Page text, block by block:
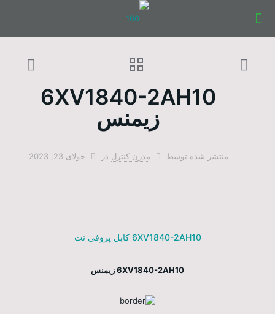
6XV1840-2AH10
زیمنس
منتشر شده توسط مدرن کنترل در جولای 23, 2023
6XV1840-2AH10 کابل پروفی نت
6XV1840-2AH10 زیمنس